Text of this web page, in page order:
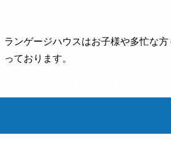
ランゲージハウスはお子様や多忙な
っております。